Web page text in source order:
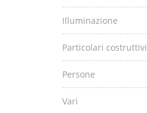
Illuminazione
Particolari costruttivi
Persone
Vari